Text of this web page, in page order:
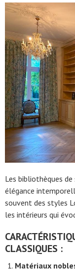
Les bibliothèques
élégance
souvent des styles
les intérieurs qui
CLASSIQUES :
Matériaux